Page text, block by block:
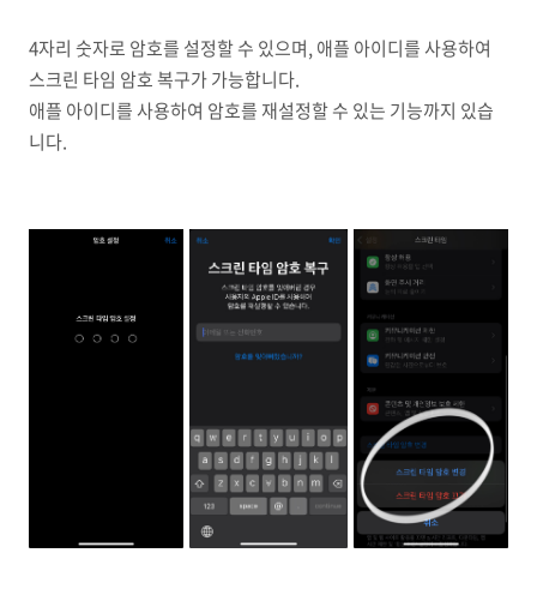
4자리 숫자로 암호를 설정할 수 있으며, 애플 아이디를 사용하여
스크린 타임 암호 복구가 가능합니다.
애플 아이디를 사용하여 암호를 재설정할 수 있는 기능까지 있습
니다.